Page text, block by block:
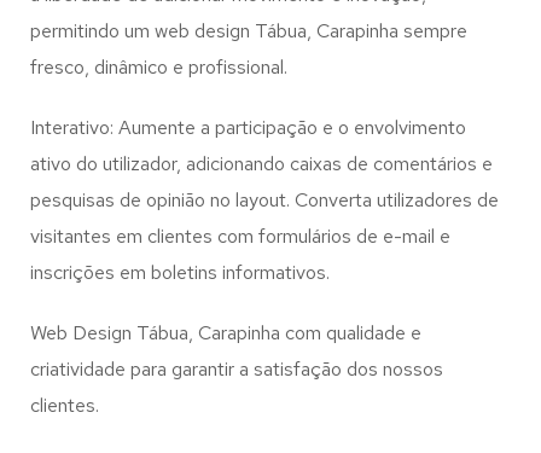
permitindo um web design Tábua, Carapinha sempre
fresco, dinâmico e profissional.
Interativo: Aumente a participação e o envolvimento
ativo do utilizador, adicionando caixas de comentários e
pesquisas de opinião no layout. Converta utilizadores de
visitantes em clientes com formulários de e-mail e
inscrições em boletins informativos.
Web Design Tábua, Carapinha com qualidade e
criatividade para garantir a satisfação dos nossos
clientes.